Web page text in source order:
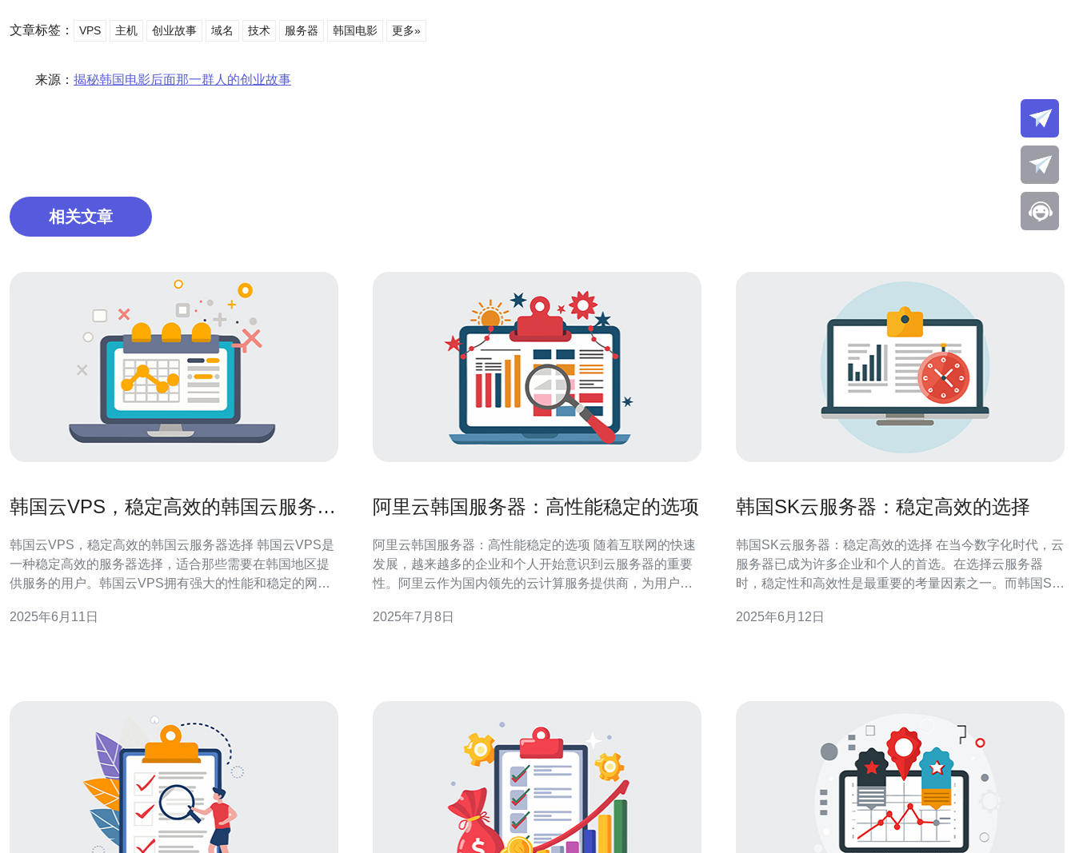
文章标签： VPS 主机 创业故事 域名 技术 服务器 韩国电影 更多»
来源： 揭秘韩国电影后面那一群人的创业故事
相关文章
韩国云VPS，稳定高效的韩国云服务器
韩国云VPS，稳定高效的韩国云服务器选择 韩国云VPS是
一种稳定高效的服务器选择，适合那些需要在韩国地区提
供服务的用户。韩国云VPS拥有强大的性能和稳定的网络
行。 韩国云VPS有许多优势，包括： 强大的性能：韩国云
2025年6月11日
阿里云韩国服务器：高性能稳定的选项
阿里云韩国服务器：高性能稳定的选项 随着互联网的快速
发展，越来越多的企业和个人开始意识到云服务器的重要
性。阿里云作为国内领先的云计算服务提供商，为用户提
的选项。 阿里云韩国服务器采用先进的硬件设施，配备高
2025年7月8日
韩国SK云服务器：稳定高效的选择
韩国SK云服务器：稳定高效的选择 在当今数字化时代，云
服务器已成为许多企业和个人的首选。在选择云服务器
时，稳定性和高效性是最重要的考量因素之一。而韩国SK
云服务器是由韩国SK集团提供的云计算服务，其优势主要
2025年6月12日